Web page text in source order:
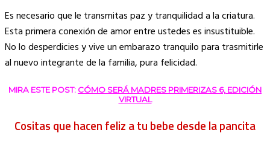
Es necesario que le transmitas paz y tranquilidad a la criatura.
Esta primera conexión de amor entre ustedes es insustituible.
No lo desperdicies y vive un embarazo tranquilo para trasmitirle
al nuevo integrante de la familia, pura felicidad.
MIRA ESTE POST: CÓMO SERÁ MADRES PRIMERIZAS 6, EDICIÓN
VIRTUAL
Cositas que hacen feliz a tu bebe desde la pancita